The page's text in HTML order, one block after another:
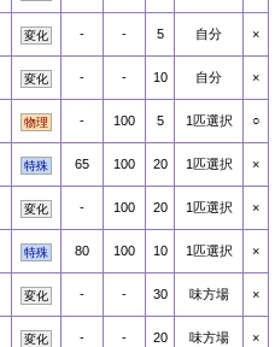
変化 - - 5 自分 ×
変化 - - 10 自分 ×
物理 - 100 5 1匹選択 ○
特殊 65 100 20 1匹選択 ×
変化 - 100 20 1匹選択 ×
特殊 80 100 10 1匹選択 ×
変化 - - 30 味方場 ×
変化 - - 20 味方場 ×